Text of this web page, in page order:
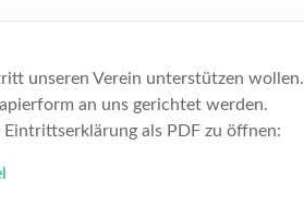
unseren Verein unterstützen wollen.
an uns gerichtet werden.
als PDF zu öffnen: